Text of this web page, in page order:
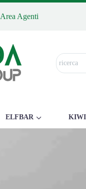
Area Agenti
ELFBAR KIWI